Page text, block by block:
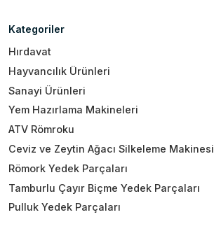
Kategoriler
Hırdavat
Hayvancılık Ürünleri
Sanayi Ürünleri
Yem Hazırlama Makineleri
ATV Römroku
Ceviz ve Zeytin Ağacı Silkeleme Makinesi
Römork Yedek Parçaları
Tamburlu Çayır Biçme Yedek Parçaları
Pulluk Yedek Parçaları